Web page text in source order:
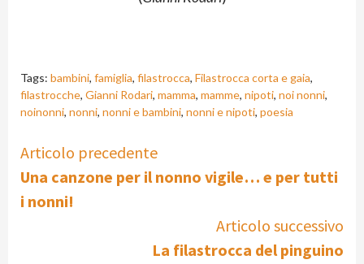
Tags: bambini, famiglia, filastrocca, Filastrocca corta e gaia,
filastrocche, Gianni Rodari, mamma, mamme, nipoti, noi nonni,
noinonni, nonni, nonni e bambini, nonni e nipoti, poesia
Continue
Reading
Articolo precedente
Una canzone per il nonno vigile… e per tutti
i nonni!
Articolo successivo
La filastrocca del pinguino